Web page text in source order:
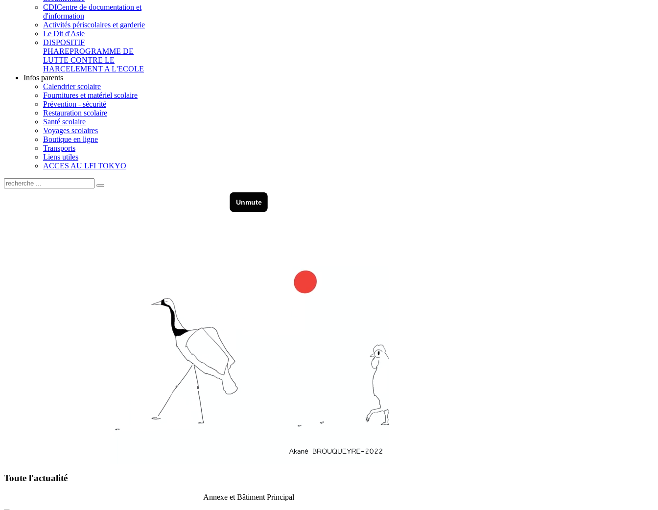
CDICentre de documentation et
d'information
Activités périscolaires et garderie
Le Dit d'Asie
DISPOSITIF
PHAREPROGRAMME DE
LUTTE CONTRE LE
HARCELEMENT A L'ECOLE
Infos parents
Calendrier scolaire
Fournitures et matériel scolaire
Prévention - sécurité
Restauration scolaire
Santé scolaire
Voyages scolaires
Boutique en ligne
Transports
Liens utiles
ACCES AU LFI TOKYO
Toute l'actualité
Annexe et Bâtiment Principal